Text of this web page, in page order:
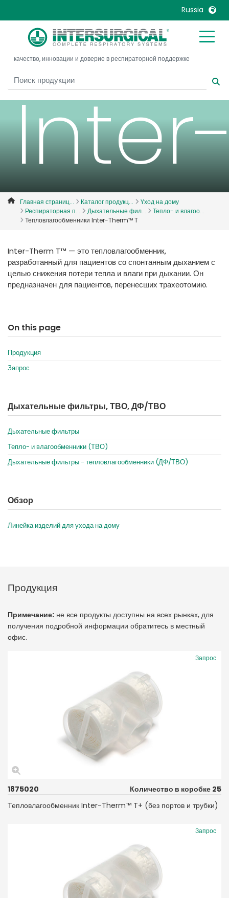
Russia
United Kingdom
United States
Canada, English
Canada, Français
China
Denmark
Deutschland
France
Italia
Mexico
Norway
Russia
Sweden
International English
качество, инновации и доверие в респираторной поддержке
Главная страниц... Каталог продукц...
Yход на дому
Респираторная п...
Дыхательные фил...
Тепло- и влагоо...
Тепловлагообменники Inter-Therm™ T
Inter-Therm T™ — это тепловлагообменник,
разработанный для пациентов со спонтанным дыханием с
целью снижения потери тепла и влаги при дыхании. Он
предназначен для пациентов, перенесших трахеотомию.
On this page
Продукция
Запрос
Дыхательные фильтры, ТВО, ДФ/ТВО
Дыхательные фильтры
Тепло- и влагообменники (ТВО)
Дыхательные фильтры - тепловлагообменники (ДФ/ТВО)
Обзор
Линейка изделий для ухода на дому
Продукция
Примечание: не все продукты доступны на всех рынках, для
получения подробной информации обратитесь в местный
офис.
Запрос
1875020
Количество в коробке 25
Тепловлагообменник Inter-Therm™ T+ (без портов и трубки)
Запрос